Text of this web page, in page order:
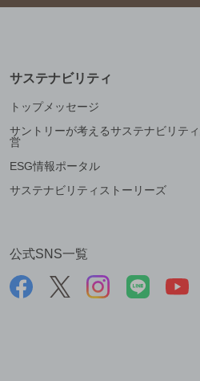
サステナビリティ
トップメッセージ
サントリーが考えるサステナビリテ
営
ESG情報ポータル
サステナビリティストーリーズ
公式SNS一覧